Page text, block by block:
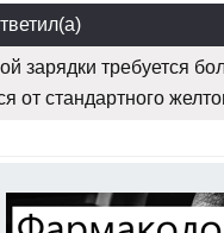
зарядки требуется
от стандартного